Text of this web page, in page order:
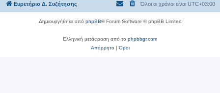
Ευρετήριο Δ. Συζήτησης Όλοι οι χρόνοι είναι UTC+03:00
Δημιουργήθηκε από phpBB® Forum Software © phpBB Limited
Ελληνική μετάφραση από το phpbbgr.com
Απόρρητο|Όροι